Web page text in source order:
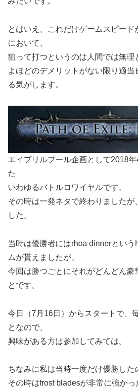
とはいえ、これだけゲームスピー
において、
狙って打つというのは人間では無理
よほどのデメリットがない限り適当
る気がします。
エイプリルフール企画として2018
た
いわゆるバトルロワイヤルです。
その時は一発ネタで終わりましたが
した。
当時は優勝者にはrhoa dinnerとい
ムが貰えましたが、
今回は勝つごとにそれがどんどん豪
とです。
今日（7月16日）からスタートで、
となので、
興味がある方は参加してみては。
ちなみに私は当時一度だけ優勝した
その時はfrost bladesが非常に強かっ